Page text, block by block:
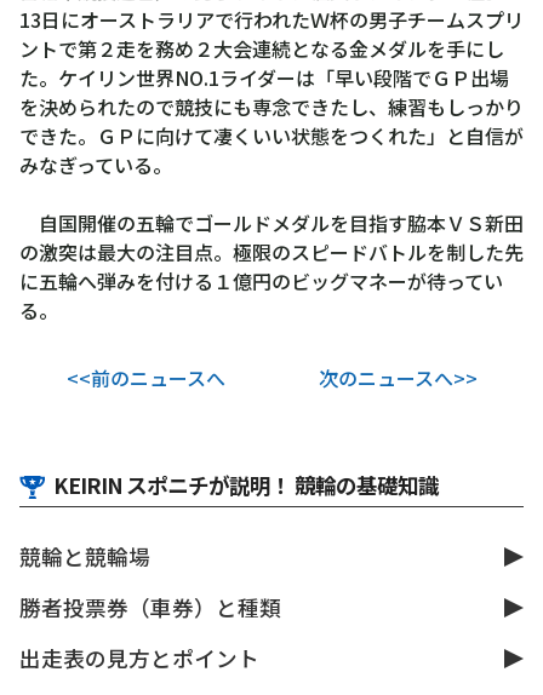
13日にオーストラリアで行われたＷ杯の男子チームスプリ
ントで第２走を務め２大会連続となる金メダルを手にし
た。ケイリン世界NO.1ライダーは「早い段階でＧＰ出場
を決められたので競技にも専念できたし、練習もしっかり
できた。ＧＰに向けて凄くいい状態をつくれた」と自信が
みなぎっている。
自国開催の五輪でゴールドメダルを目指す脇本ＶＳ新田
の激突は最大の注目点。極限のスピードバトルを制した先
に五輪へ弾みを付ける１億円のビッグマネーが待ってい
る。
<<前のニュースへ 次のニュースへ>>
KEIRIN スポニチが説明！ 競輪の基礎知識
競輪と競輪場
勝者投票券（車券）と種類
出走表の見方とポイント